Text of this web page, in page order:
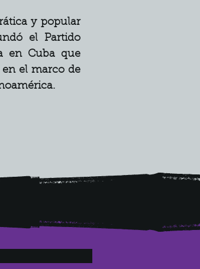
y popular
el Partido
en Cuba que
el marco de